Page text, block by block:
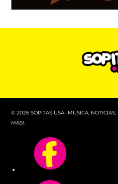
© 2026 SOPITAS USA- MÚSICA,
MÁS!.